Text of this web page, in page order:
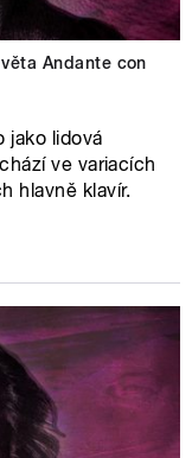
Andante con
jako lidová
ve variacích
hlavně klavír.